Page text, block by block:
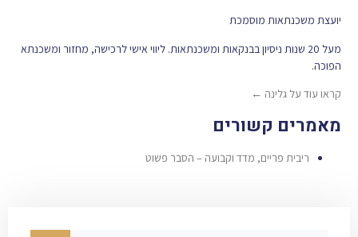
יועצת משכנתאות מוסמכת
מעל 20 שנות ניסיון בבנקאות ומשכנתאות. ליווי אישי לרכישה, מחזור ומשכנתא
הפוכה.
קראו עוד על גלינה ←
מאמרים קשורים
ריבית פריים, מדד וקבועה – הסבר פשוט